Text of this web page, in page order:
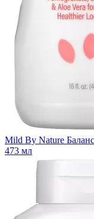
Mild By Nature
473 мл